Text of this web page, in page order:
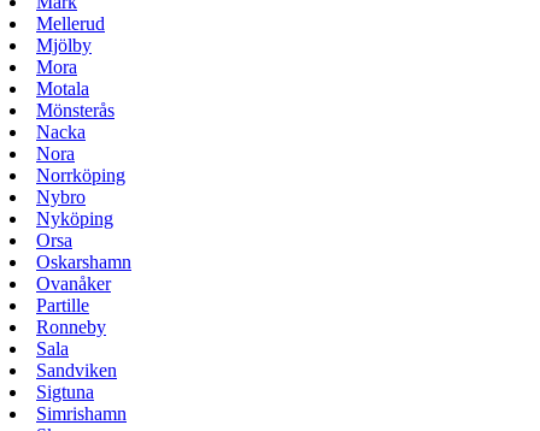
Mellerud
Mjölby
Mora
Motala
Mönsterås
Nacka
Nora
Norrköping
Nybro
Nyköping
Orsa
Oskarshamn
Ovanåker
Partille
Ronneby
Sala
Sandviken
Sigtuna
Simrishamn